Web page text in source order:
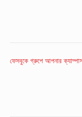
Area
ফেসবুকে গ্রুপে আপনার